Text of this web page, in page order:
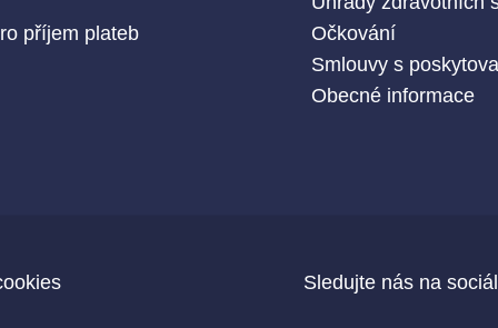
příjem plateb
Očkování
Smlouvy s
Obecné informace
Sledujte nás na